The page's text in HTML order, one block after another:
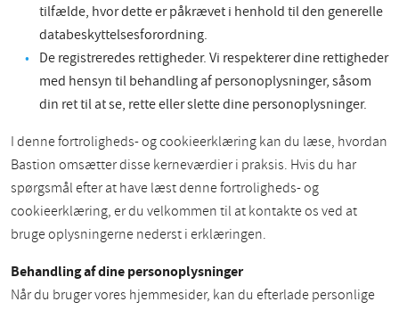
tilfælde, hvor dette er påkrævet i henhold til den generelle
databeskyttelsesforordning.
De registreredes rettigheder. Vi respekterer dine rettigheder
med hensyn til behandling af personoplysninger, såsom
din ret til at se, rette eller slette dine personoplysninger.
I denne fortroligheds- og cookieerklæring kan du læse, hvordan
Bastion omsætter disse kerneværdier i praksis. Hvis du har
spørgsmål efter at have læst denne fortroligheds- og
cookieerklæring, er du velkommen til at kontakte os ved at
bruge oplysningerne nederst i erklæringen.
Behandling af dine personoplysninger
Når du bruger vores hjemmesider, kan du efterlade personlige